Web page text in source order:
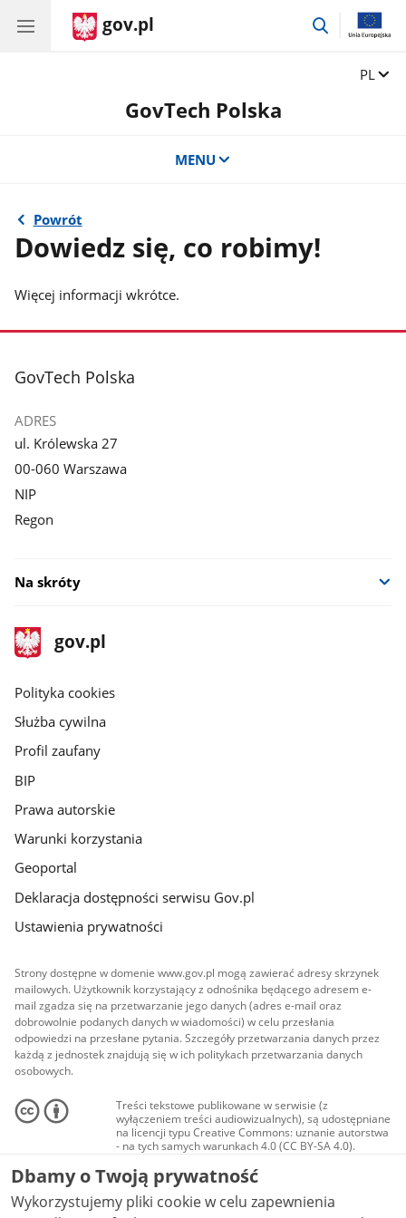
gov.pl
przejdź
Zmień
PL
GovTech Polska
MENU
Powrót
Dowiedz się, co robimy!
Więcej informacji wkrótce.
stopka
GovTech Polska
ADRES
ul. Królewska 27
00-060 Warszawa
NIP
Regon
Na skróty
stopka
gov.pl
Strona
gov.pl
gov.pl
Polityka cookies
Służba cywilna
Profil zaufany
BIP
Prawa autorskie
Warunki korzystania
Geoportal
Deklaracja dostępności serwisu Gov.pl
Ustawienia prywatności
Strony dostępne w domenie www.gov.pl mogą zawierać adresy skrzynek
mailowych. Użytkownik korzystający z odnośnika będącego adresem e-
mail zgadza się na przetwarzanie jego danych (adres e-mail oraz
dobrowolnie podanych danych w wiadomości) w celu przesłania
odpowiedzi na przesłane pytania. Szczegóły przetwarzania danych przez
każdą z jednostek znajdują się w ich politykach przetwarzania danych
osobowych.
Treści tekstowe publikowane w serwisie (z
wyłączeniem treści audiowizualnych), są udostępniane
na licencji typu Creative Commons: uznanie autorstwa
- na tych samych warunkach 4.0 (CC BY-SA 4.0).
Materiały audiowizualne, w tym zdjęcia, materiały
audio i wideo, są udostępniane na licencji typu
Creative Commons: uznanie autorstwa użycie
niekomercyjne - bez utworów zależnych 4.0 (CC BY-
NC-ND 4.0), o ile nie jest to stwierdzone inaczej.
Dbamy o Twoją prywatność
Wykorzystujemy pliki cookie w celu zapewnienia